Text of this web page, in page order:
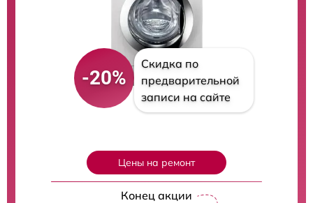
-20%
Скидка по
предварительной
записи на сайте
Цены на ремонт
Конец акции